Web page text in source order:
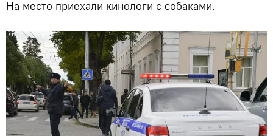
На место приехали кинологи с собаками.